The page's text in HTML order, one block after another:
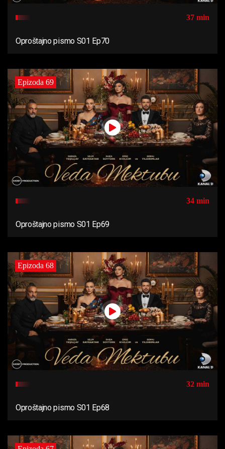
37 min
Oproštajno pismo S01 Ep70
Epizoda 69
34 min
Oproštajno pismo S01 Ep69
Epizoda 68
32 min
Oproštajno pismo S01 Ep68